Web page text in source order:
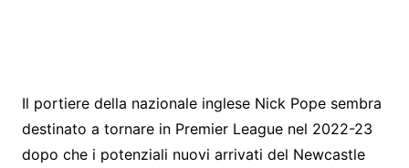
Il portiere della nazionale inglese Nick Pope sembra
destinato a tornare in Premier League nel 2022-23
dopo che i potenziali nuovi arrivati ​​del Newcastle